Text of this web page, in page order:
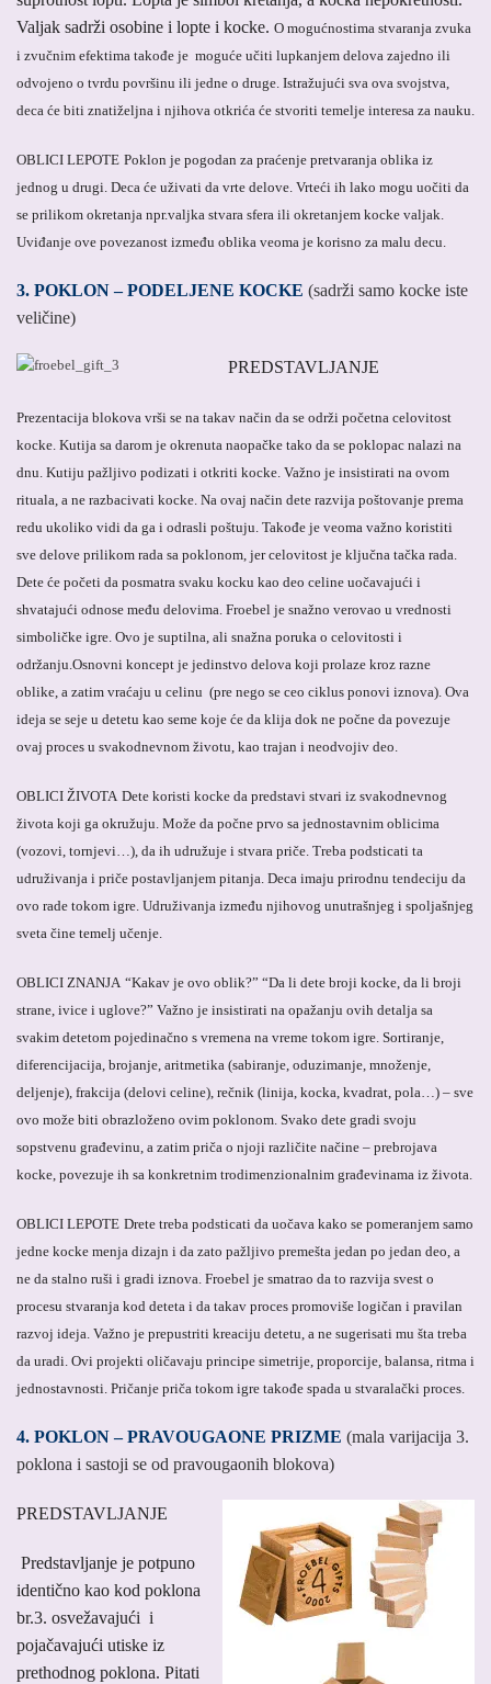
Valjak sadrži osobine i lopte i kocke. O mogućnostima stvaranja zvuka
i zvučnim efektima takođe je moguće učiti lupkanjem delova zajedno ili
odvojeno o tvrdu površinu ili jedne o druge. Istražujući sva ova svojstva,
deca će biti znatiželjna i njihova otkrića će stvoriti temelje interesa za nauku.
OBLICI LEPOTE Poklon je pogodan za praćenje pretvaranja oblika iz
jednog u drugi. Deca će uživati da vrte delove. Vrteći ih lako mogu uočiti da
se prilikom okretanja npr.valjka stvara sfera ili okretanjem kocke valjak.
Uviđanje ove povezanost između oblika veoma je korisno za malu decu.
3. POKLON – PODELJENE KOCKE (sadrži samo kocke iste
veličine)
PREDSTAVLJANJE
Prezentacija blokova vrši se na takav način da se održi početna celovitost
kocke. Kutija sa darom je okrenuta naopačke tako da se poklopac nalazi na
dnu. Kutiju pažljivo podizati i otkriti kocke. Važno je insistirati na ovom
rituala, a ne razbacivati kocke. Na ovaj način dete razvija poštovanje prema
redu ukoliko vidi da ga i odrasli poštuju. Takođe je veoma važno koristiti
sve delove prilikom rada sa poklonom, jer celovitost je ključna tačka rada.
Dete će početi da posmatra svaku kocku kao deo celine uočavajući i
shvatajući odnose među delovima. Froebel je snažno verovao u vrednosti
simboličke igre. Ovo je suptilna, ali snažna poruka o celovitosti i
održanju.Osnovni koncept je jedinstvo delova koji prolaze kroz razne
oblike, a zatim vraćaju u celinu (pre nego se ceo ciklus ponovi iznova). Ova
ideja se seje u detetu kao seme koje će da klija dok ne počne da povezuje
ovaj proces u svakodnevnom životu, kao trajan i neodvojiv deo.
OBLICI ŽIVOTA Dete koristi kocke da predstavi stvari iz svakodnevnog
života koji ga okružuju. Može da počne prvo sa jednostavnim oblicima
(vozovi, tornjevi…), da ih udružuje i stvara priče. Treba podsticati ta
udruživanja i priče postavljanjem pitanja. Deca imaju prirodnu tendeciju da
ovo rade tokom igre. Udruživanja između njihovog unutrašnjeg i spoljašnjeg
sveta čine temelj učenje.
OBLICI ZNANJA “Kakav je ovo oblik?” “Da li dete broji kocke, da li broji
strane, ivice i uglove?” Važno je insistirati na opažanju ovih detalja sa
svakim detetom pojedinačno s vremena na vreme tokom igre. Sortiranje,
diferencijacija, brojanje, aritmetika (sabiranje, oduzimanje, množenje,
deljenje), frakcija (delovi celine), rečnik (linija, kocka, kvadrat, pola…) – sve
ovo može biti obrazloženo ovim poklonom. Svako dete gradi svoju
sopstvenu građevinu, a zatim priča o njoji različite načine – prebrojava
kocke, povezuje ih sa konkretnim trodimenzionalnim građevinama iz života.
OBLICI LEPOTE Drete treba podsticati da uočava kako se pomeranjem samo
jedne kocke menja dizajn i da zato pažljivo premešta jedan po jedan deo, a
ne da stalno ruši i gradi iznova. Froebel je smatrao da to razvija svest o
procesu stvaranja kod deteta i da takav proces promoviše logičan i pravilan
razvoj ideja. Važno je prepustriti kreaciju detetu, a ne sugerisati mu šta treba
da uradi. Ovi projekti oličavaju principe simetrije, proporcije, balansa, ritma i
jednostavnosti. Pričanje priča tokom igre takođe spada u stvaralački proces.
4. POKLON – PRAVOUGAONE PRIZME (mala varijacija 3.
poklona i sastoji se od pravougaonih blokova)
PREDSTAVLJANJE
Predstavljanje je potpuno
identično kao kod poklona
br.3. osvežavajući i
pojačavajući utiske iz
prethodnog poklona. Pitati